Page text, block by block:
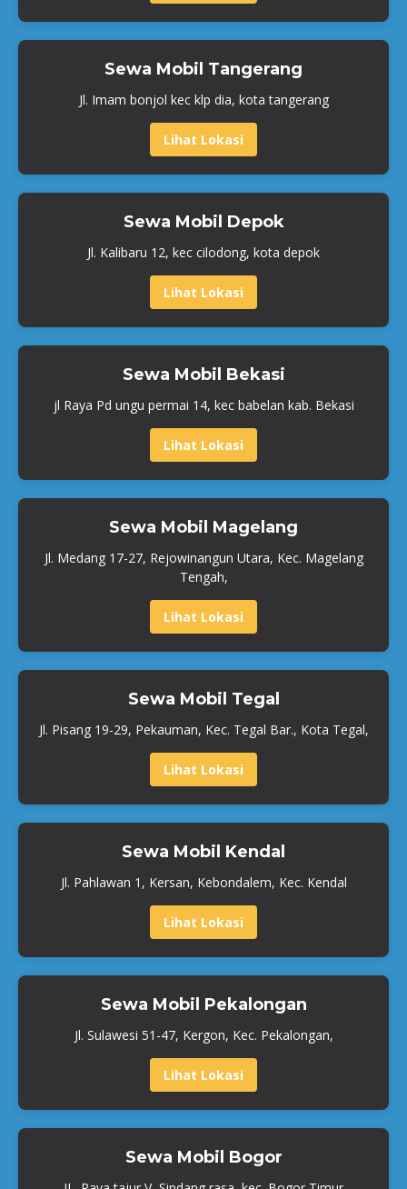
Sewa Mobil Tangerang
Jl. Imam bonjol kec klp dia, kota tangerang
Lihat Lokasi
Sewa Mobil Depok
Jl. Kalibaru 12, kec cilodong, kota depok
Lihat Lokasi
Sewa Mobil Bekasi
jl Raya Pd ungu permai 14, kec babelan kab. Bekasi
Lihat Lokasi
Sewa Mobil Magelang
Jl. Medang 17-27, Rejowinangun Utara, Kec. Magelang
Tengah,
Lihat Lokasi
Sewa Mobil Tegal
Jl. Pisang 19-29, Pekauman, Kec. Tegal Bar., Kota Tegal,
Lihat Lokasi
Sewa Mobil Kendal
Jl. Pahlawan 1, Kersan, Kebondalem, Kec. Kendal
Lihat Lokasi
Sewa Mobil Pekalongan
Jl. Sulawesi 51-47, Kergon, Kec. Pekalongan,
Lihat Lokasi
Sewa Mobil Bogor